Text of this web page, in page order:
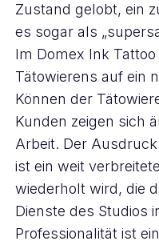
Zustand gelobt, ein
es sogar als
Im Domex Ink
Tätowierens auf ein
Können der
Kunden zeigen sich
Arbeit. Der
ist ein weit
wiederholt wird, die
Dienste des Studios
Professionalität ist